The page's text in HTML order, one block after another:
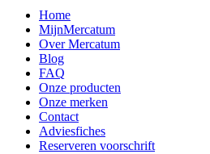
Home
MijnMercatum
Over Mercatum
Blog
FAQ
Onze producten
Onze merken
Contact
Adviesfiches
Reserveren voorschrift